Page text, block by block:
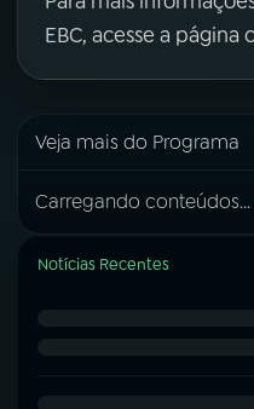
EBC, acesse a página
Veja mais do Programa
Carregando conteúdos...
Notícias Recentes